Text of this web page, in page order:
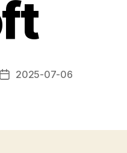
Data2025-07-06